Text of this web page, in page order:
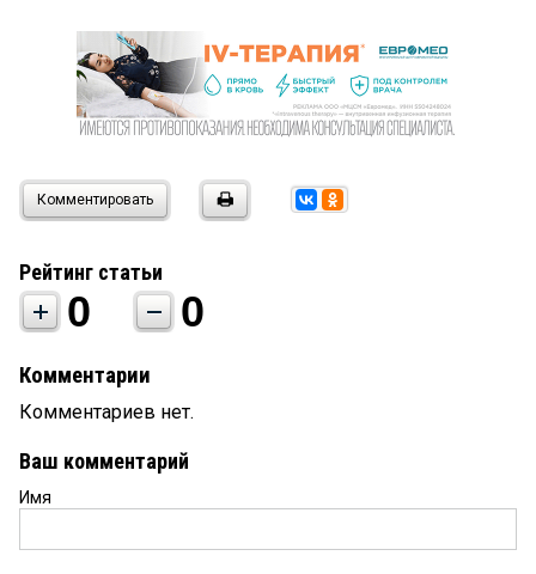
Комментировать
Рейтинг статьи
0 0
Комментарии
Комментариев нет.
Ваш комментарий
Имя